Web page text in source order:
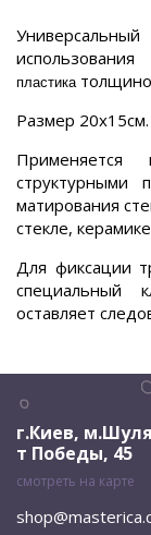
пластика
Размер 20х15см.
структурными
матирования
стекле,
Для фиксации
специальный
оставляет
г.Киев,
т Победы, 45
смотреть на карте